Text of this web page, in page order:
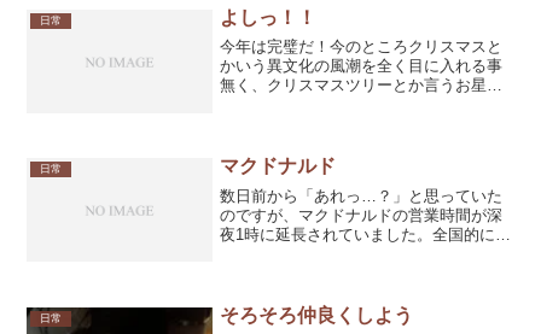
かで聞いた事あるような言葉でもあるの
ですが、日頃無駄に企画や...
日常 よしっ！！
今年は完璧だ！今のところクリスマスと
かいう異文化の風潮を全く目に入れる事
無く、クリスマスツリーとか言うお星様
時期の夜になると独身男性...
日常 マクドナルド
数日前から「あれっ…？」と思っていた
のですが、マクドナルドの営業時間が深
夜1時に延長されていました。全国的にそ
間限定の抹茶シェイクを...
日常 そろそろ仲良くしよう